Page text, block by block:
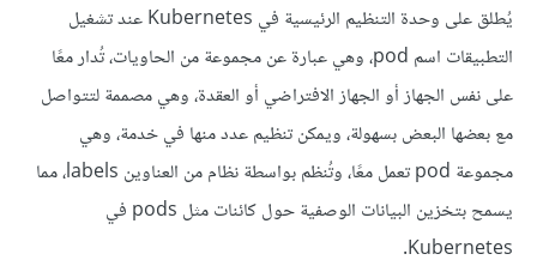
يُطلق على وحدة التنظيم الرئيسية في Kubernetes عند تشغيل
التطبيقات اسم pod، وهي عبارة عن مجموعة من الحاويات، تُدار معًا
على نفس الجهاز أو الجهاز الافتراضي أو العقدة، وهي مصممة لتتواصل
مع بعضها البعض بسهولة، ويمكن تنظيم عدد منها في خدمة، وهي
مجموعة pod تعمل معًا، وتُنظم بواسطة نظام من العناوين labels، مما
يسمح بتخزين البيانات الوصفية حول كائنات مثل pods في
Kubernetes.